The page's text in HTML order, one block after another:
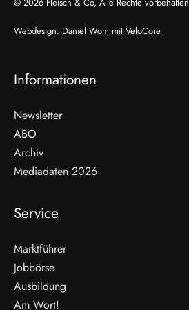
© 2026 Fleisch & Co, Alle Rechte vorbehalten
Webdesign: Daniel Wom mit VeloCore
Informationen
Newsletter
ABO
Archiv
Mediadaten 2026
Service
Marktführer
Jobbörse
Ausbildung
Am Wort!